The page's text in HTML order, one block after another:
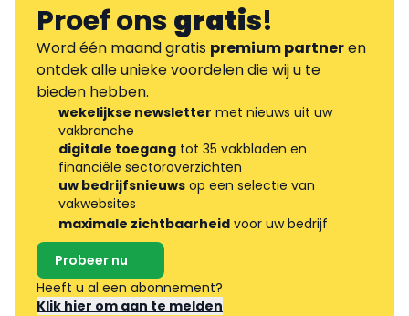
Proef onsgratis!
Word één maand gratis premium partneren
ontdek alle unieke voordelen die wij u te
bieden hebben.
wekelijkse newsletter met nieuws uit uw
vakbranche
digitale toegang tot 35 vakbladen en
financiële sectoroverzichten
uw bedrijfsnieuws op een selectie van
vakwebsites
maximale zichtbaarheid voor uw bedrijf
Probeer nu
Heeft u al een abonnement?
Klik hier om aan te melden